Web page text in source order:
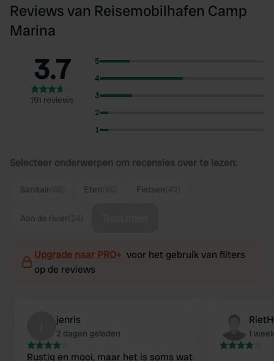
Reviews van Reisemobilhafen Camp
Marina
3.7
191 reviews
5
4
3
2
1
Selecteer onderwerpen om recensies over te lezen:
Sanitair Eten Fietsen
Aan de rivier
Upgrade naar PRO+ voor het gebruik van filters
op de reviews
jenris
2 dagen geleden
Rustig en mooi, maar het is soms wat
1